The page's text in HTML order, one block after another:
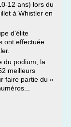
12 ans) lors du
à Whistler en
d'élite
ont effectuée
du podium, la
meilleurs
faire partie du «